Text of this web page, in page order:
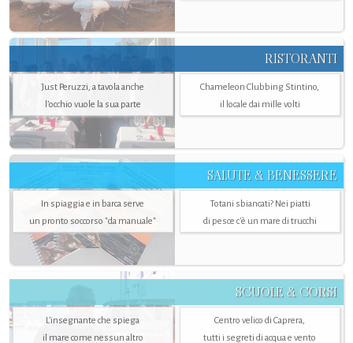
RISTORANTI
Just Peruzzi, a tavola anche
l’occhio vuole la sua parte
Chameleon Clubbing Stintino,
il locale dai mille volti
SALUTE & BENESSERE
In spiaggia e in barca serve
un pronto soccorso "da manuale"
Totani sbiancati? Nei piatti
di pesce c'è un mare di trucchi
SCUOLE & CORSI
L'insegnante che spiega
il mare come nessun altro
Centro velico di Caprera,
tutti i segreti di acqua e vento